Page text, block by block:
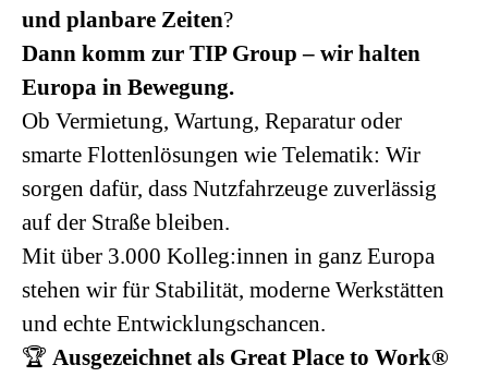
und planbare Zeiten?
Dann komm zur TIP Group – wir halten
Europa in Bewegung.
Ob Vermietung, Wartung, Reparatur oder
smarte Flottenlösungen wie Telematik: Wir
sorgen dafür, dass Nutzfahrzeuge zuverlässig
auf der Straße bleiben.
Mit über 3.000 Kolleg:innen in ganz Europa
stehen wir für Stabilität, moderne Werkstätten
und echte Entwicklungschancen.
🏆 Ausgezeichnet als Great Place to Work®